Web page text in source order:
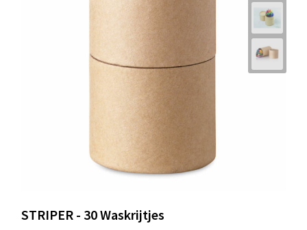
STRIPER - 30 Waskrijtjes